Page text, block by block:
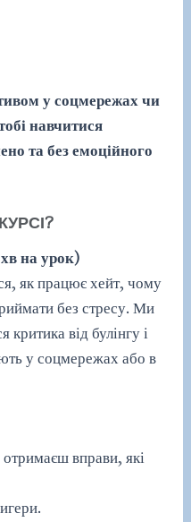
у соцмережах чи
навчитися
та без емоційного
на урок)
як працює хейт, чому
без стресу. Ми
критика від булінгу і
у соцмережах або в
вправи, які